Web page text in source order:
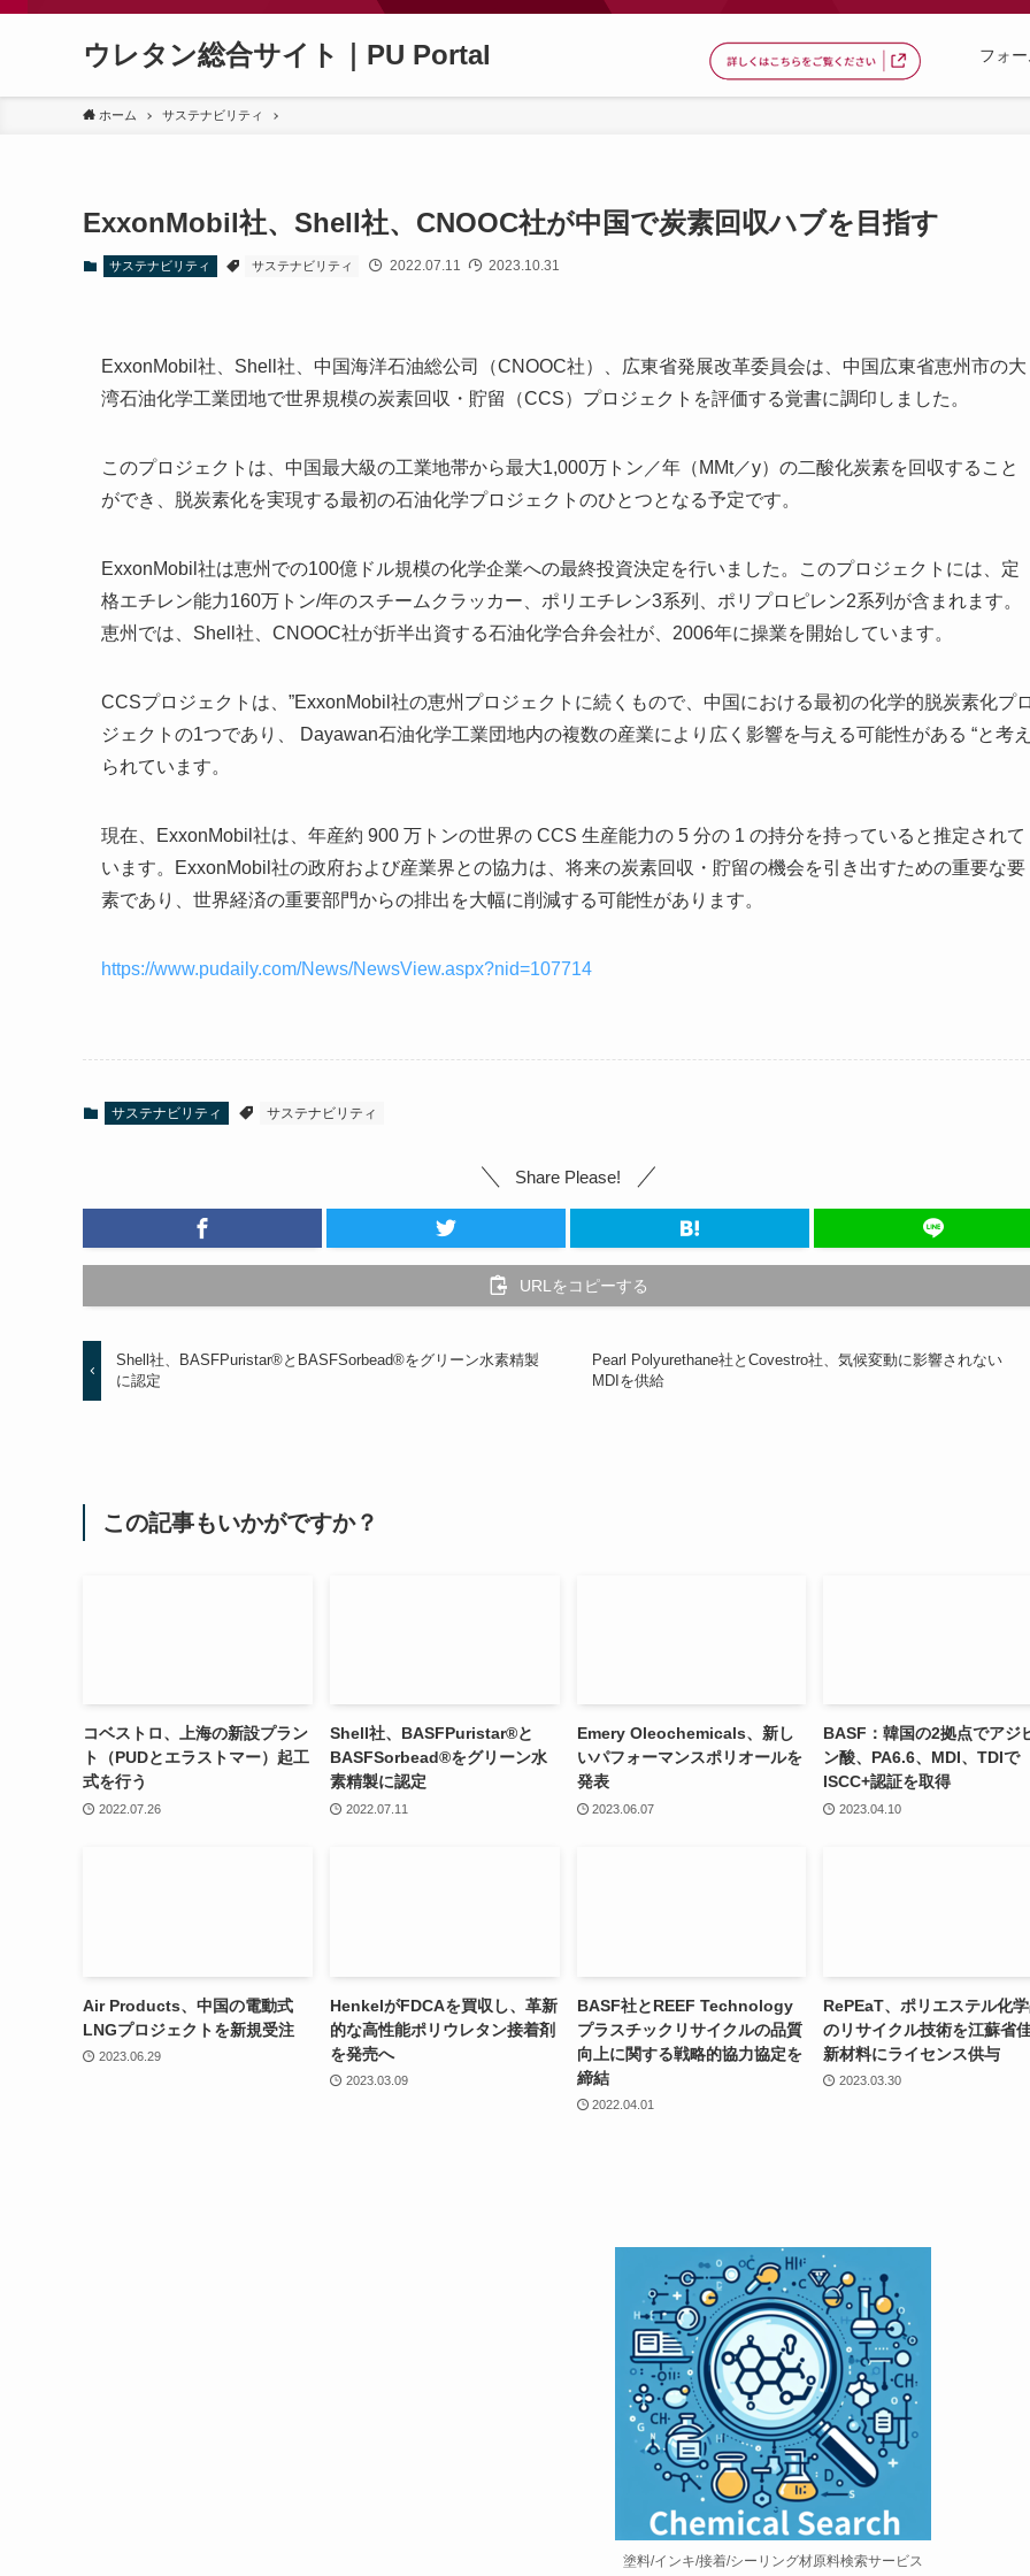
ウレタン総合サイト｜PU Portal フォ
ホーム サステナビリティ
ExxonMobil社、Shell社、CNOOC社が中国で炭素回収ハブを目指す
サステナビリティ サステナビリティ 2022.07.11 2023.10.31
ExxonMobil社、Shell社、中国海洋石油総公司（CNOOC社）、広東省発展改革委員会は、中国広東省恵州市の大
湾石油化学工業団地で世界規模の炭素回収・貯留（CCS）プロジェクトを評価する覚書に調印しました。
このプロジェクトは、中国最大級の工業地帯から最大1,000万トン／年（MMt／y）の二酸化炭素を回収すること
ができ、脱炭素化を実現する最初の石油化学プロジェクトのひとつとなる予定です。
ExxonMobil社は恵州での100億ドル規模の化学企業への最終投資決定を行いました。このプロジェクトには、定
格エチレン能力160万トン/年のスチームクラッカー、ポリエチレン3系列、ポリプロピレン2系列が含まれます。
恵州では、Shell社、CNOOC社が折半出資する石油化学合弁会社が、2006年に操業を開始しています。
CCSプロジェクトは、”ExxonMobil社の恵州プロジェクトに続くもので、中国における最初の化学的脱炭素化プロ
ジェクトの1つであり、 Dayawan石油化学工業団地内の複数の産業により広く影響を与える可能性がある “と考え
られています。
現在、ExxonMobil社は、年産約 900 万トンの世界の CCS 生産能力の 5 分の 1 の持分を持っていると推定されて
います。ExxonMobil社の政府および産業界との協力は、将来の炭素回収・貯留の機会を引き出すための重要な要
素であり、世界経済の重要部門からの排出を大幅に削減する可能性があります。
https://www.pudaily.com/News/NewsView.aspx?nid=107714
サステナビリティ サステナビリティ
Share Please!
URLをコピーする
Shell社、BASFPuristar®とBASFSorbead®をグリーン水素精製
に認定
Pearl Polyurethane社とCovestro社、気候変動に影響されない
MDIを供給
この記事もいかがですか？
コベストロ、上海の新設プラン
ト（PUDとエラストマー）起工
式を行う
2022.07.26
Shell社、BASFPuristar®と
BASFSorbead®をグリーン水
素精製に認定
2022.07.11
Emery Oleochemicals、新し
いパフォーマンスポリオールを
発表
2023.06.07
BASF：韓国の2拠点でアジ
ン酸、PA6.6、MDI、TDIで
ISCC+認証を取得
2023.04.10
Air Products、中国の電動式
LNGプロジェクトを新規受注
2023.06.29
HenkelがFDCAを買収し、革新
的な高性能ポリウレタン接着剤
を発売へ
2023.03.09
BASF社とREEF Technology
プラスチックリサイクルの品質
向上に関する戦略的協力協定を
締結
2022.04.01
RePEaT、ポリエステル化
のリサイクル技術を江蘇省
新材料にライセンス供与
2023.03.30
塗料/インキ/接着/シーリング材原料検索サービス